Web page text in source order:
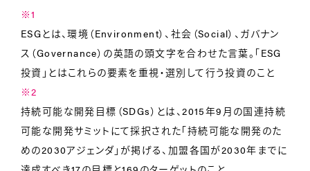
※1
ESGとは、環境（Environment）、社会（Social）、ガバナン
ス（Governance）の英語の頭文字を合わせた言葉。「ESG
投資」とはこれらの要素を重視・選別して行う投資のこと
※2
持続可能な開発目標（SDGs）とは、2015年9月の国連持続
可能な開発サミットにて採択された「持続可能な開発のた
めの2030アジェンダ」が掲げる、加盟各国が2030年までに